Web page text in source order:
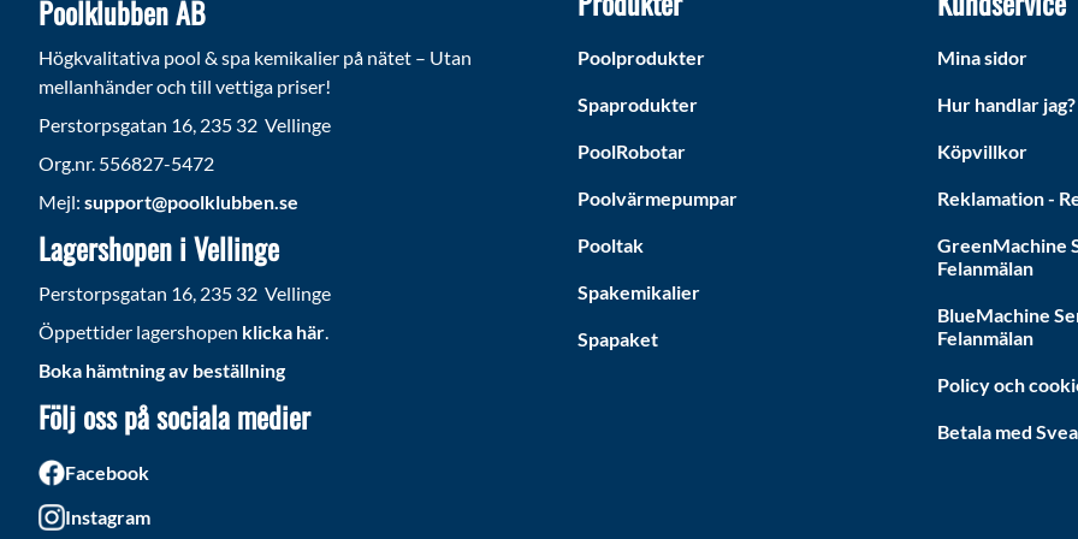
Poolklubben AB
Högkvalitativa pool & spa kemikalier på nätet – Utan
mellanhänder och till vettiga priser!
Perstorpsgatan 16, 235 32 Vellinge
Org.nr. 556827-5472
Mejl:support@poolklubben.se
Lagershopen i Vellinge
Perstorpsgatan 16, 235 32 Vellinge
Öppettider lagershopen klicka här.
Boka hämtning av beställning
Följ oss på sociala medier
Facebook
Instagram
Poolprodukter
Spaprodukter
PoolRobotar
Poolvärmepumpar
Pooltak
Spakemikalier
Spapaket
Mina sidor
Hur handlar jag?
Köpvillkor
Reklamation -
GreenMachine
Felanmälan
BlueMachine
Felanmälan
Policy och
Betala med